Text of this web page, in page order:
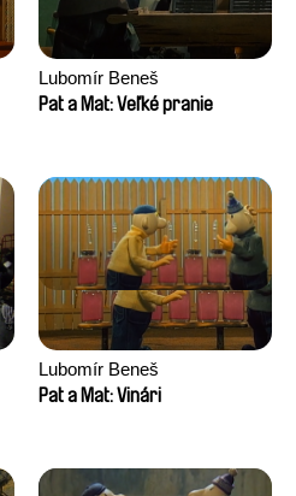
Lubomír Beneš
Pat a Mat: Veľké pranie
Lubomír Beneš
Pat a Mat: Vinári